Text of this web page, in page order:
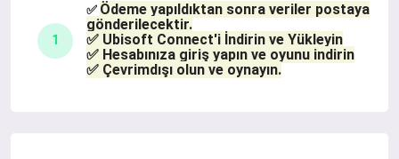
1
✅ Ödeme yapıldıktan sonra veriler postaya
gönderilecektir.
✅ Ubisoft Connect'i İndirin ve Yükleyin
✅ Hesabınıza giriş yapın ve oyunu indirin
✅ Çevrimdışı olun ve oynayın.